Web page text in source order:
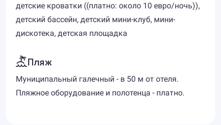
детские кроватки ((платно: около 10 евро/ночь)),
детский бассейн, детский мини-клуб, мини-
дискотека, детская площадка
Пляж
Муниципальный галечный - в 50 м от отеля.
Пляжное оборудование и полотенца - платно.